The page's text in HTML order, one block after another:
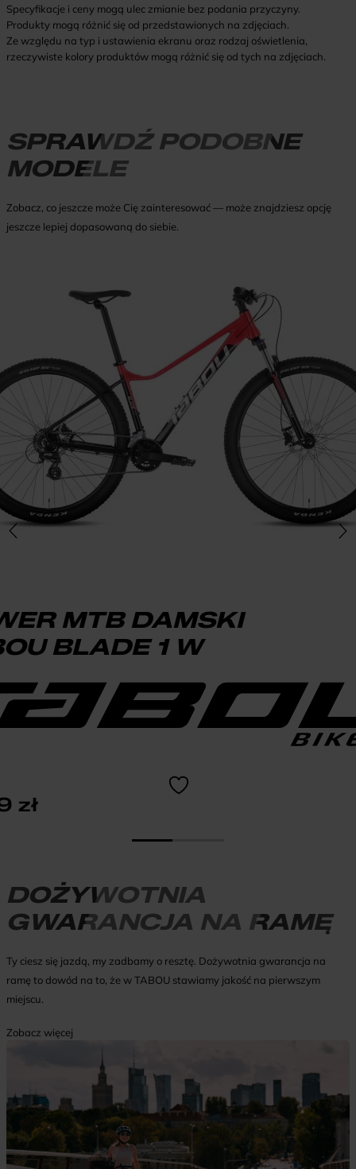
Specyfikacje i ceny mogą ulec zmianie bez podania przyczyny.
Produkty mogą różnić się od przedstawionych na zdjęciach.
Ze względu na typ i ustawienia ekranu oraz rodzaj oświetlenia,
rzeczywiste kolory produktów mogą różnić się od tych na zdjęciach.
SPRAWDŹ PODOBNE
MODELE
Zobacz, co jeszcze może Cię zainteresować — może znajdziesz opcję
jeszcze lepiej dopasowaną do siebie.
MTB DAMSKI
BLADE 1 W
zł
DOŻYWOTNIA
GWARANCJA NA RAMĘ
Ty ciesz się jazdą, my zadbamy o resztę. Dożywotnia gwarancja na
ramę to dowód na to, że w TABOU stawiamy jakość na pierwszym
miejscu.
Zobacz więcej